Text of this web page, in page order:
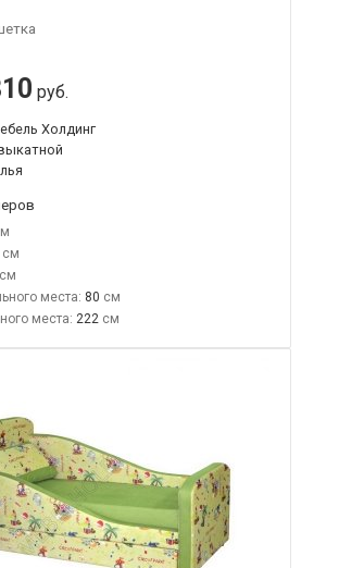
руб.
Холдинг
места: 80
места: 222